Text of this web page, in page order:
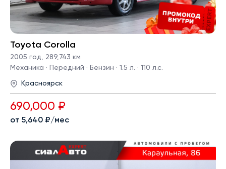
Toyota Corolla
2005 год, 289,743 км
Механика · Передний · Бензин · 1.5 л. · 110 л.с.
Красноярск
690,000 ₽
от 5,640 ₽/мес